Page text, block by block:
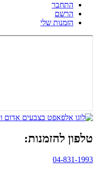
התחבר
הרשם
הזמנות שלי
טלפון להזמנות:
04-831-1993